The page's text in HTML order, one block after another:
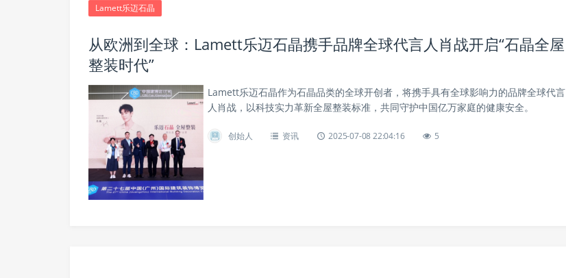
Lamett乐迈石晶
从欧洲到全球：Lamett乐迈石晶携手品牌全球代言人肖战开启“石晶全屋
整装时代”
Lamett乐迈石晶作为石晶品类的全球开创者，将携手具有全球影响力的品牌全球代言
人肖战，以科技实力革新全屋整装标准，共同守护中国亿万家庭的健康安全。
创始人 资讯 2025-07-08 22:04:16 5